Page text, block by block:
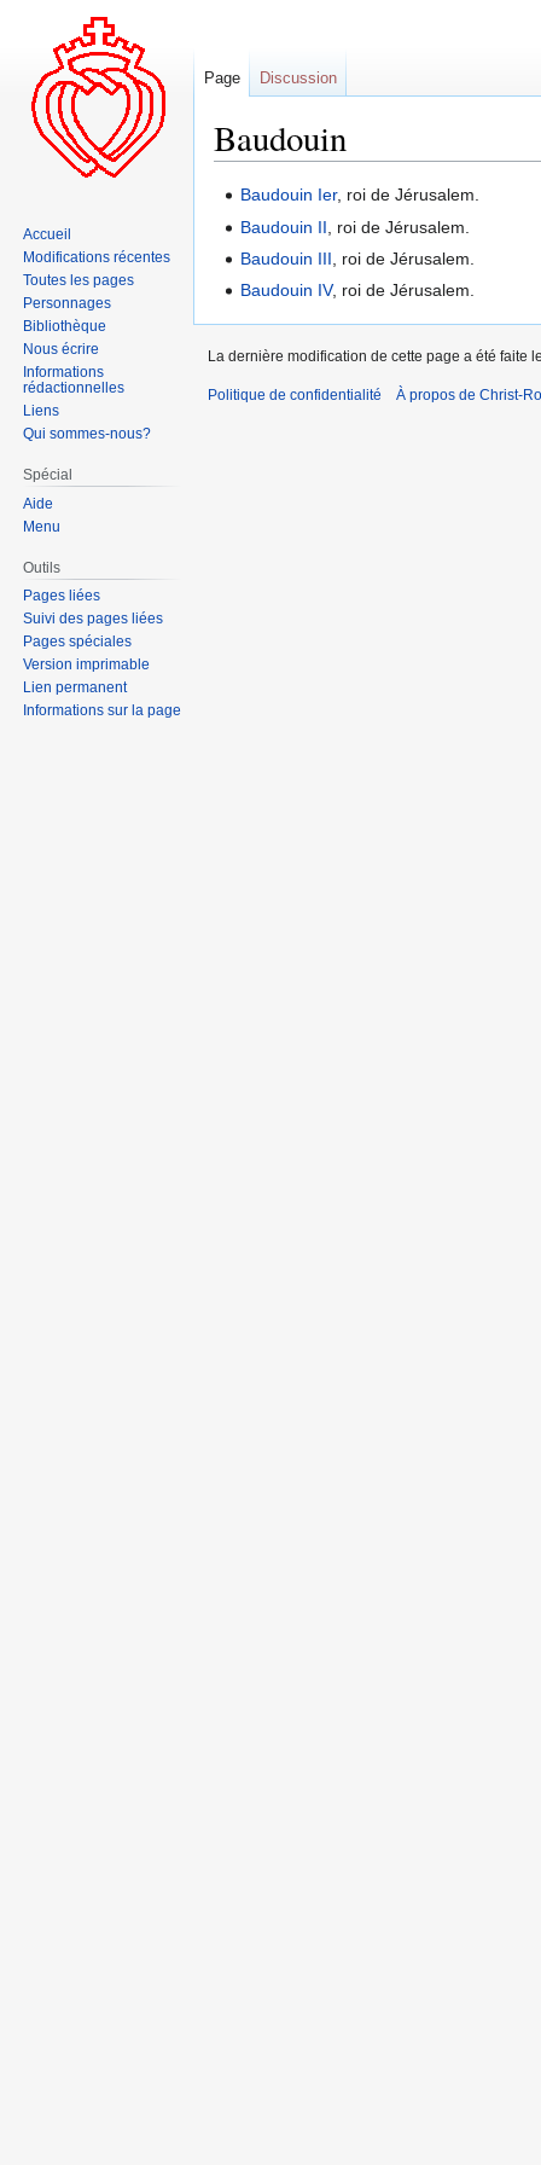
Baudouin
Aller
AllerBaudouin Ier, roi de Jérusalem.
Baudouin II , roi de Jérusalem.
Baudouin III , roi de Jérusalem.
Baudouin IV, roi de Jérusalem.
Page Discussion
Accueil
Modifications récentes
Toutes les pages
Personnages
Bibliothèque
Nous écrire
Informations
rédactionnelles
Liens
Qui sommes-nous?
Spécial
Aide
Menu
Outils
Pages liées
Suivi des pages liées
Pages spéciales
Version imprimable
Lien permanent
Informations sur la page
La dernière modification de cette page a été faite
Politique de confidentialité À propos de Christ-